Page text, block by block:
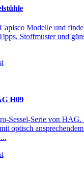
Modelle und finde
Stoffmuster und
H09
Sessel-Serie von HAG.
optisch